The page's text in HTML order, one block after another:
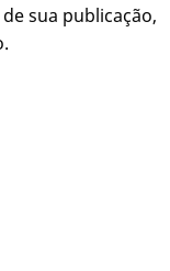
sua publicação,